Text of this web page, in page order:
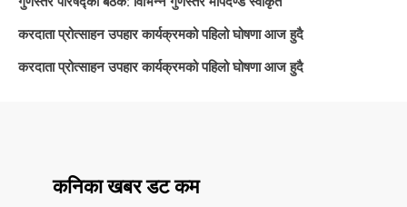
करदाता प्रोत्साहन उपहार कार्यक्रमको पहिलो घोषणा आज हुदै
करदाता प्रोत्साहन उपहार कार्यक्रमको पहिलो घोषणा आज हुदै
कनिका खबर डट कम